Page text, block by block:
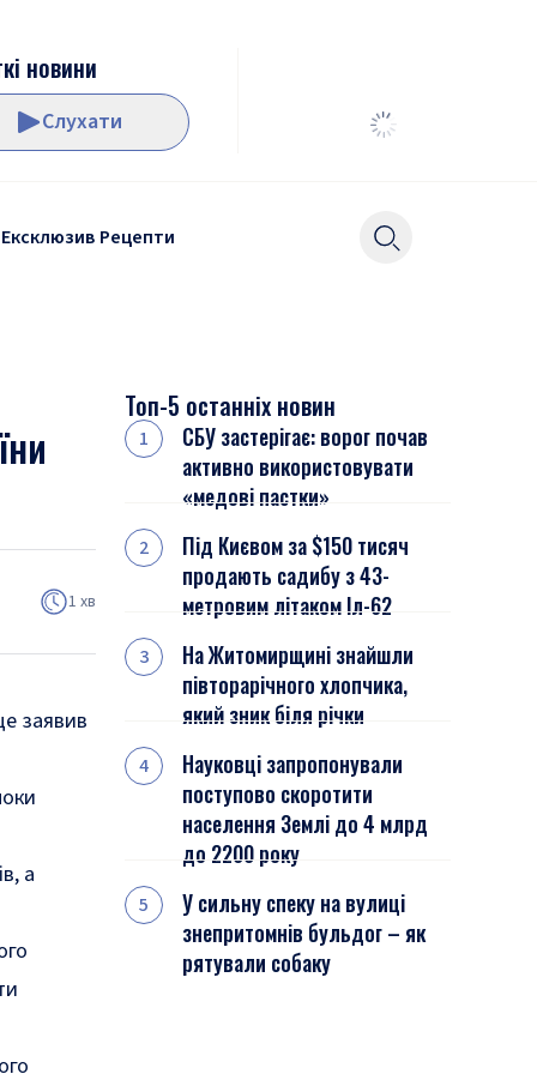
новини
Слухати
Ексклюзив Рецепти
1 хв
заявив
а
Топ-5 останніх новин
СБУ застерігає: ворог почав
активно використовувати
«медові пастки»
Під Києвом за $150 тисяч
продають садибу з 43-
метровим літаком Іл-62
На Житомирщині знайшли
півторарічного хлопчика,
який зник біля річки
Науковці запропонували
поступово скоротити
населення Землі до 4 млрд
до 2200 року
У сильну спеку на вулиці
знепритомнів бульдог – як
рятували собаку